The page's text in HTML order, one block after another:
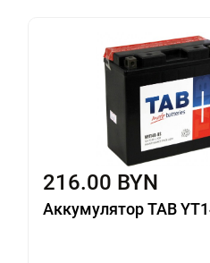
216.00 BYN
Аккумулятор TAB